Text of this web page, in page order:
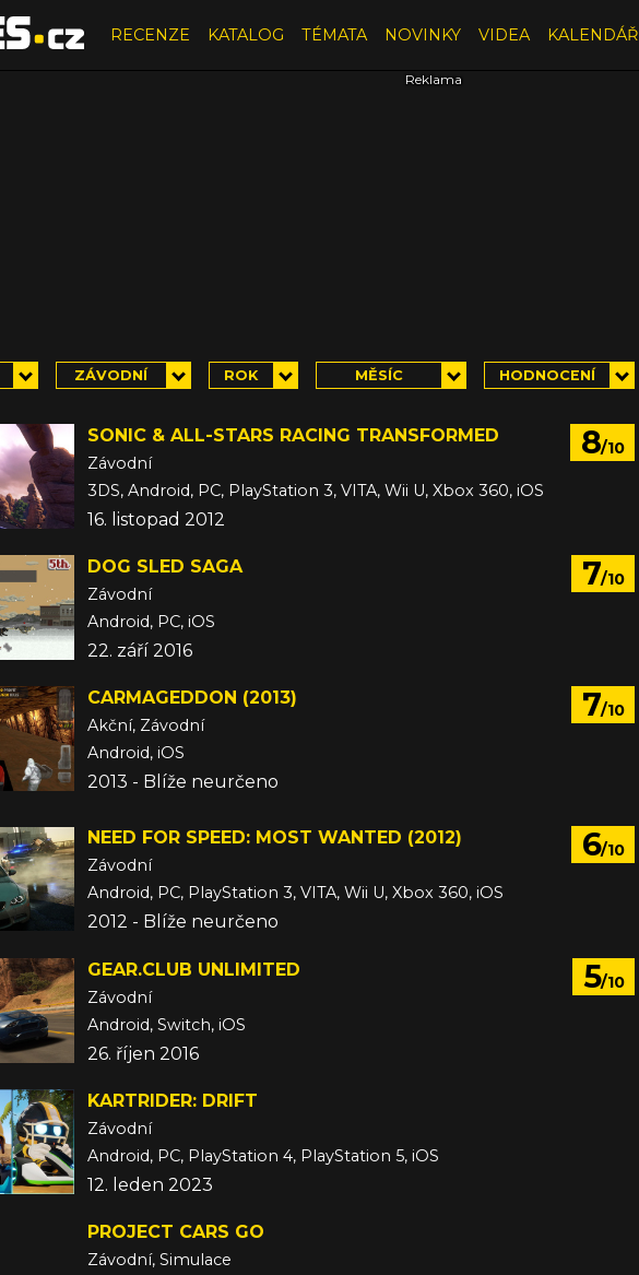
RECENZE KATALOG TÉMATA NOVINKY VIDEA KALENDÁŘ
ZÁVODNÍ ROK MĚSÍC HODNOCENÍ
8/10
SONIC & ALL-STARS RACING TRANSFORMED
Závodní
3DS, Android, PC, PlayStation 3, VITA, Wii U, Xbox 360, iOS
16. listopad 2012
7/10
DOG SLED SAGA
Závodní
Android, PC, iOS
22. září 2016
7/10
CARMAGEDDON (2013)
Akční, Závodní
Android, iOS
2013 - Blíže neurčeno
6/10
NEED FOR SPEED: MOST WANTED (2012)
Závodní
Android, PC, PlayStation 3, VITA, Wii U, Xbox 360, iOS
2012 - Blíže neurčeno
5/10
GEAR.CLUB UNLIMITED
Závodní
Android, Switch, iOS
26. říjen 2016
KARTRIDER: DRIFT
Závodní
Android, PC, PlayStation 4, PlayStation 5, iOS
12. leden 2023
PROJECT CARS GO
Závodní, Simulace